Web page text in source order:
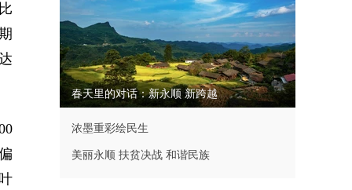
春天里的对话：新永顺 新跨越
浓墨重彩绘民生
美丽永顺 扶贫决战 和谐民族